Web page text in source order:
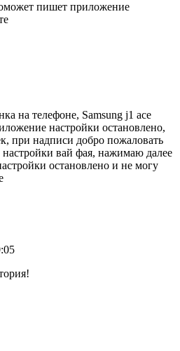
пишет приложение
на телефоне, Samsung j1 ace
настройки остановлено,
при надписи добро пожаловать
вай фая, нажимаю далее
остановлено и не могу